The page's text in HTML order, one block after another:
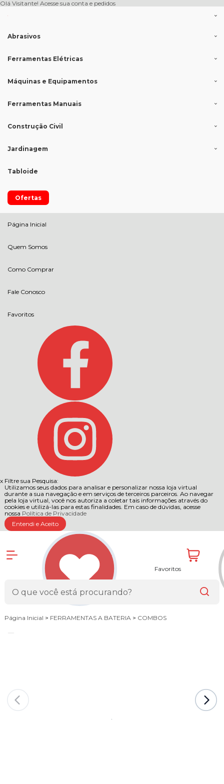
Olá Visitante! Acesse sua conta e pedidos
Abrasivos
Ferramentas Elétricas
Máquinas e Equipamentos
Ferramentas Manuais
Construção Civil
Jardinagem
Tabloide
Ofertas
Página Inicial
Quem Somos
Como Comprar
Fale Conosco
Favoritos
x Filtre sua Pesquisa:
Utilizamos seus dados para analisar e personalizar nossa loja virtual
durante a sua navegação e em serviços de terceiros parceiros. Ao navegar
pela loja virtual, você nos autoriza a coletar tais informações através do
cookies e utilizá-las para estas finalidades. Em caso de dúvidas, acesse
nossa Política de Privacidade
Entendi e Aceito
Favoritos
Página Inicial > FERRAMENTAS A BATERIA > COMBOS